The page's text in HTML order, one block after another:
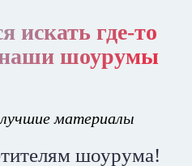
искать где-то
наши шоурумы
материалы
шоурума!